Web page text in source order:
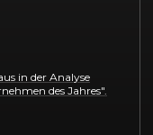
in der Analyse
des Jahres".